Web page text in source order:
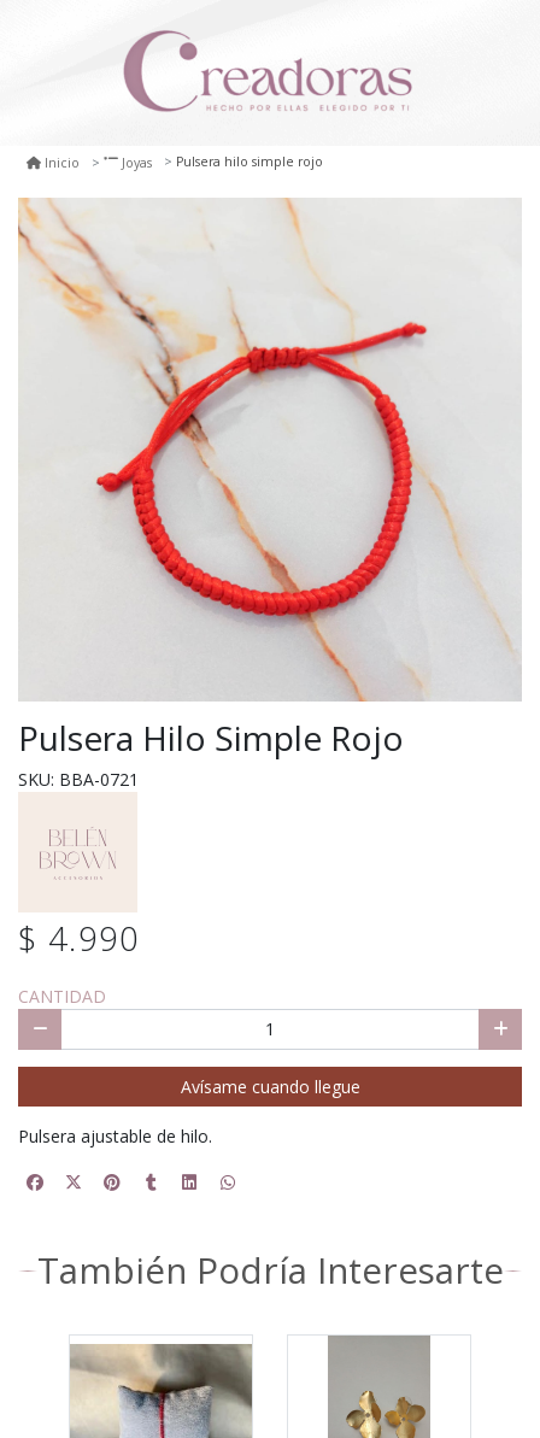
Inicio Joyas Pulsera hilo simple rojo
Pulsera Hilo Simple Rojo
SKU: BBA-0721
$ 4.990
CANTIDAD
Avísame cuando llegue
Pulsera ajustable de hilo.
También Podría Interesarte